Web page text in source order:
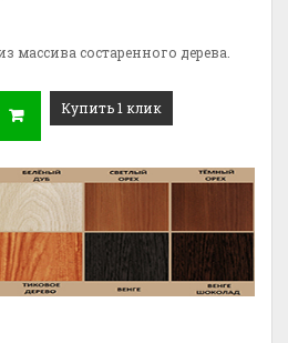
массива состаренного дерева.
Купить 1 клик